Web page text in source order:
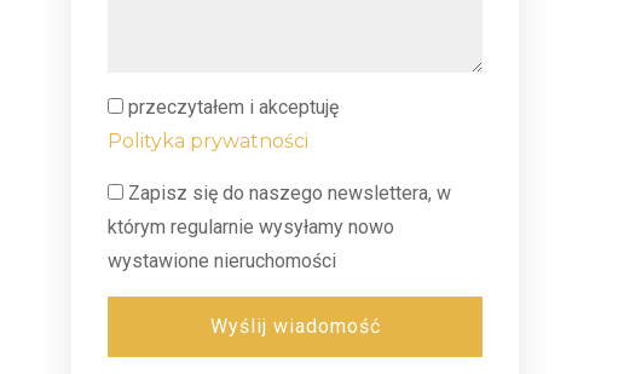
przeczytałem i akceptuję
Polityka prywatności
Zapisz się do naszego newslettera, w
którym regularnie wysyłamy nowo
wystawione nieruchomości
Wyślij wiadomość